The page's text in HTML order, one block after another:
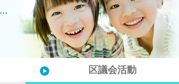
区議会活動